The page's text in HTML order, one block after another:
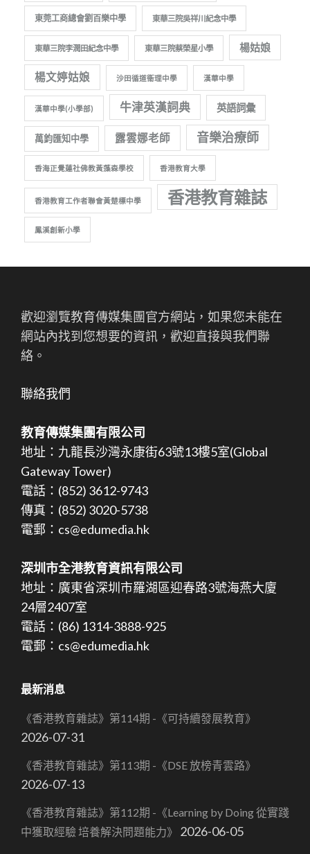
東莞工商總會劉百樂中學 東華三院吳祥川紀念中學
東華三院李潤田紀念中學 東華三院蔡榮星小學 楊姑娘
楊文婷姑娘 沙田循道衞理中學 漢華中學
漢華中學(小學部) 牛津英漢詞典 英語詞彙
萬鈞匯知中學 露雲娜老師 音樂治療師
香海正覺蓮社佛教黃藻森學校 香港教育大學
香港教育工作者聯會黃楚標中學 香港教育雜誌
鳳溪創新小學
歡迎瀏覽教育傳媒集團官方網站，如果您未能在
網站內找到您想要的資訊，歡迎直接與我們聯
絡。
聯絡我們
教育傳媒集團有限公司
地址：九龍長沙灣永康街63號13樓5室(Global
Gateway Tower)
電話：(852) 3612-9743
傳真：(852) 3020-5738
電郵：cs@edumedia.hk
深圳市全港教育資訊有限公司
地址：廣東省深圳市羅湖區迎春路3號海燕大廈
24層2407室
電話：(86) 1314-3888-925
電郵：cs@edumedia.hk
最新消息
《香港教育雜誌》第114期 -《可持續發展教育》
2026-07-31
《香港教育雜誌》第113期 -《DSE 放榜青雲路》
2026-07-13
《香港教育雜誌》第112期 -《Learning by Doing 從實踐
中獲取經驗 培養解決問題能力》
2026-06-05